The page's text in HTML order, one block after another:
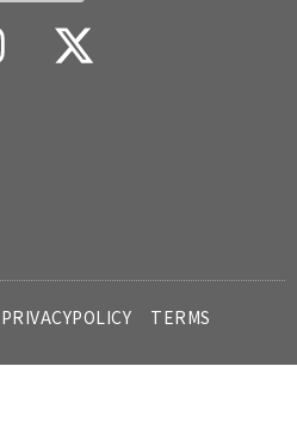
PRIVACYPOLICY TERMS